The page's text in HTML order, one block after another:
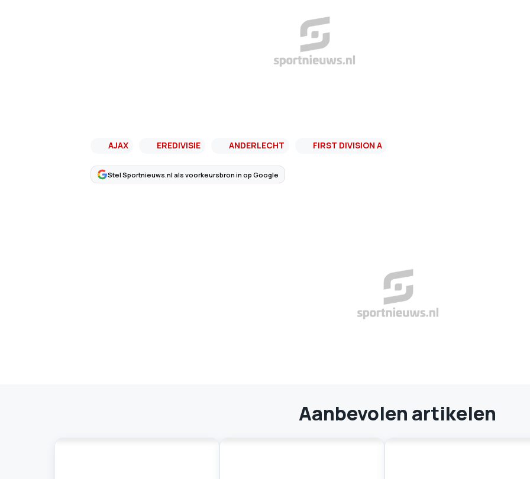
AJAX EREDIVISIE ANDERLECHT FIRST DIVISION A
Stel Sportnieuws.nl als voorkeursbron in op Google
Aanbevolen artikelen